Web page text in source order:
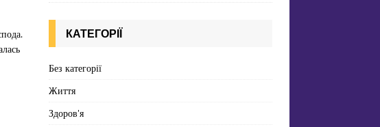
КАТЕГОРІЇ
Без категорії
Життя
Здоров'я